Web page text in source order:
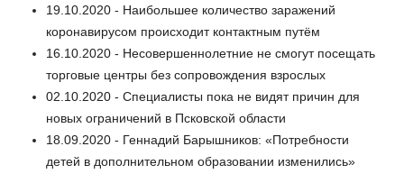
19.10.2020 - Наибольшее количество заражений
коронавирусом происходит контактным путём
16.10.2020 - Несовершеннолетние не смогут посещать
торговые центры без сопровождения взрослых
02.10.2020 - Специалисты пока не видят причин для
новых ограничений в Псковской области
18.09.2020 - Геннадий Барышников: «Потребности
детей в дополнительном образовании изменились»